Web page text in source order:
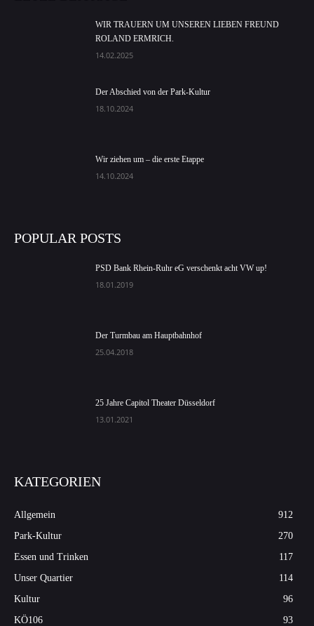
WIR TRAUERN UM UNSEREN LIEBEN FREUND
ROLAND ERMRICH.
14.02.2025
Der Abschied von der Park-Kultur
18.10.2024
Wir ziehen um – die erste Etappe
14.10.2024
POPULAR POSTS
PSD Bank Rhein-Ruhr eG verschenkt acht VW up!
18.01.2019
Der Turmbau am Hauptbahnhof
25.04.2018
25 Jahre Capitol Theater Düsseldorf
13.01.2021
KATEGORIEN
Allgemein
912
Park-Kultur
270
Essen und Trinken
117
Unser Quartier
114
Kultur
96
KÖ106
93